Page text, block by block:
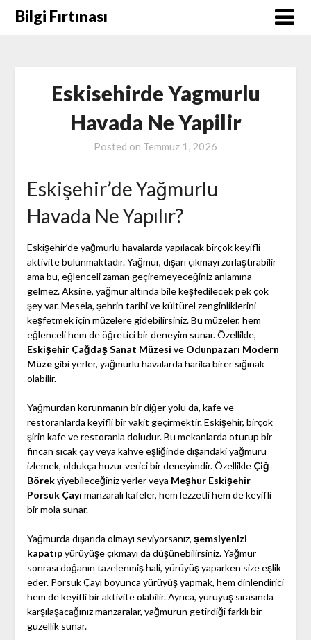
SkipBilgi Fırtınası
Eskisehirde Yagmurlu
Havada Ne Yapilir
Posted on Temmuz 1, 2026
Eskişehir’de Yağmurlu
Havada Ne Yapılır?
Eskişehir’de yağmurlu havalarda yapılacak birçok keyifli
aktivite bulunmaktadır. Yağmur, dışarı çıkmayı zorlaştırabilir
ama bu, eğlenceli zaman geçiremeyeceğiniz anlamına
gelmez. Aksine, yağmur altında bile keşfedilecek pek çok
şey var. Mesela, şehrin tarihi ve kültürel zenginliklerini
keşfetmek için müzelere gidebilirsiniz. Bu müzeler, hem
eğlenceli hem de öğretici bir deneyim sunar. Özellikle,
Eskişehir Çağdaş Sanat Müzesi ve Odunpazarı Modern
Müzegibi yerler, yağmurlu havalarda harika birer sığınak
olabilir.
Yağmurdan korunmanın bir diğer yolu da, kafe ve
restoranlarda keyifli bir vakit geçirmektir. Eskişehir, birçok
şirin kafe ve restoranla doludur. Bu mekanlarda oturup bir
fincan sıcak çay veya kahve eşliğinde dışarıdaki yağmuru
izlemek, oldukça huzur verici bir deneyimdir. Özellikle Çiğ
Börekyiyebileceğiniz yerler veya Meşhur Eskişehir
Porsuk Çayı manzaralı kafeler, hem lezzetli hem de keyifli
bir mola sunar.
Yağmurda dışarıda olmayı seviyorsanız, şemsiyenizi
kapatıpyürüyüşe çıkmayı da düşünebilirsiniz. Yağmur
sonrası doğanın tazelenmiş hali, yürüyüş yaparken size eşlik
eder. Porsuk Çayı boyunca yürüyüş yapmak, hem dinlendirici
hem de keyifli bir aktivite olabilir. Ayrıca, yürüyüş sırasında
karşılaşacağınız manzaralar, yağmurun getirdiği farklı bir
güzellik sunar.